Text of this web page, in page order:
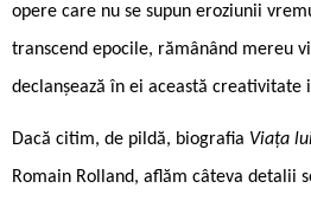
opere care nu se supun eroziunii
transcend epocile, rămânând mereu
declanșează în ei această creativitate
Dacă citim, de pildă, biografia Viața
Romain Rolland, aflăm câteva detalii